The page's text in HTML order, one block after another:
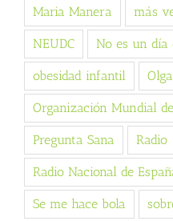
Maria Manera más
NEUDC No es un día
obesidad infantil
Organización Mundial
Pregunta Sana Radio
Radio Nacional de
Se me hace bola